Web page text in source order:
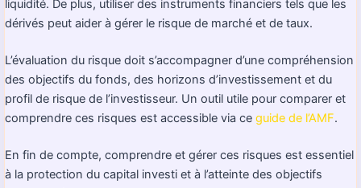
liquidité. De plus, utiliser des instruments financiers tels que les
dérivés peut aider à gérer le risque de marché et de taux.
L’évaluation du risque doit s’accompagner d’une compréhension
des objectifs du fonds, des horizons d’investissement et du
profil de risque de l’investisseur. Un outil utile pour comparer et
comprendre ces risques est accessible via ce guide de l’AMF.
En fin de compte, comprendre et gérer ces risques est essentiel
à la protection du capital investi et à l’atteinte des objectifs